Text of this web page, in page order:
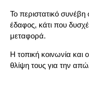
Το περιστατικό
έδαφος, κάτι που
μεταφορά.
Η τοπική κοινωνία και
θλίψη τους για την